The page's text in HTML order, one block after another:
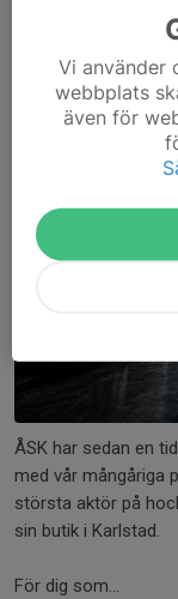
Hockeystore
24 jun, 17:20
ÅSK har sedan en
med vår mångåriga
största aktör på
sin butik i Karlstad.
För dig som...
Vi använder
webbplats
även för